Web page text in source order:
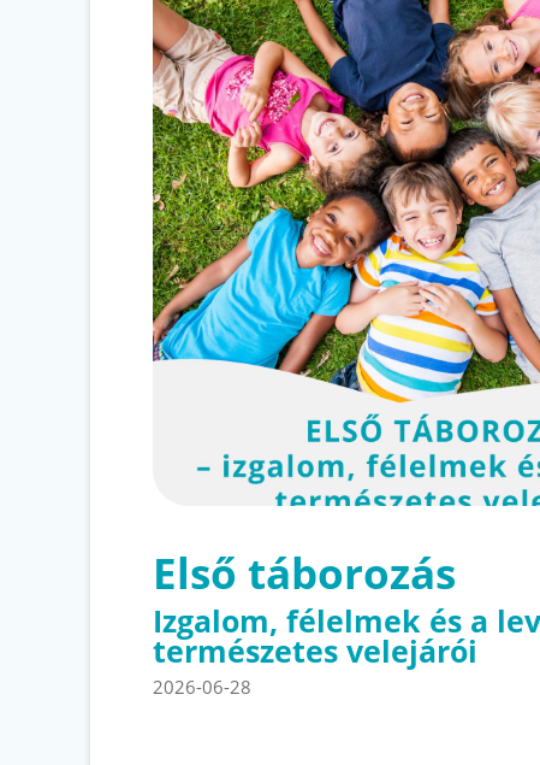
Első táborozás
Izgalom, félelmek és a
természetes velejárói
2026-06-28